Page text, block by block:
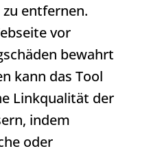
entfernen.
vor
bewahrt
kann das Tool
Linkqualität der
indem
oder